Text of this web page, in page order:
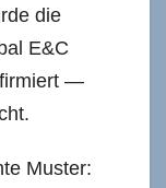
die
E&C
—
Muster: